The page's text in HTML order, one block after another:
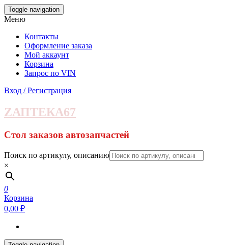
Skip
to
content
Toggle navigation
Меню
Контакты
Оформление заказа
Мой аккаунт
Корзина
Запрос по VIN
Вход / Регистрация
ZАПТЕКА67
Стол заказов автозапчастей
Поиск по артикулу, описанию
×
0
Корзина
0,00 ₽